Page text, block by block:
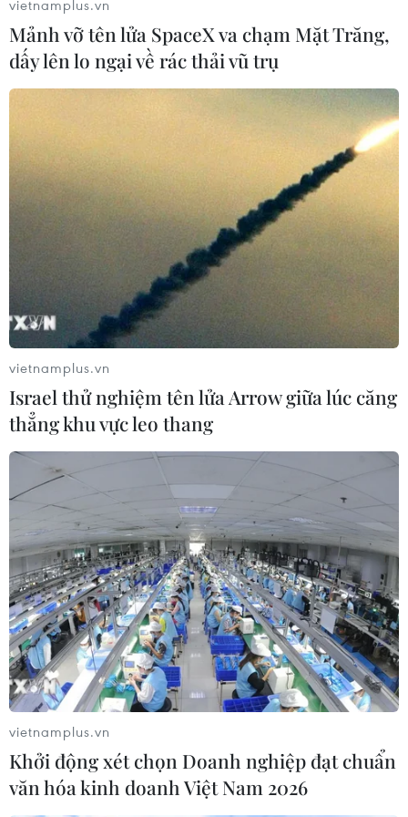
#iPhone #Android
#Mạng chia sẻ ảnh Color
#Hình ảnh
Theo dõi VietnamPlus
TIN CÙNG CHUYÊN MỤC
Trung Quốc vận hành giàn phát điện
gió nổi đầu tiên chịu được bão cấp 17
06/08/2026 11:20
Cao điểm "100 ngày chuyển đổi số":
Chuyển động từ cơ sở
vietnamplus.vn
Mảnh vỡ tên lửa SpaceX va chạm Mặt Trăng,
dấy lên lo ngại về rác thải vũ trụ
vietnamplus.vn
Israel thử nghiệm tên lửa Arrow giữa lúc căng
thẳng khu vực leo thang
vietnamplus.vn
Khởi động xét chọn Doanh nghiệp đạt chuẩn
văn hóa kinh doanh Việt Nam 2026